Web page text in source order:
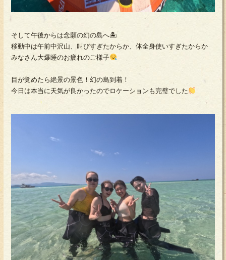
そして午後からは念願の幻の島へ🏝
移動中は午前中沢山、叫びすぎたからか、体全身使いすぎたからか
みなさん大爆睡のお疲れのご様子
目が覚めたら絶景の景色！幻の島到着！
今日は本当に天気が良かったのでロケーションも完璧でした